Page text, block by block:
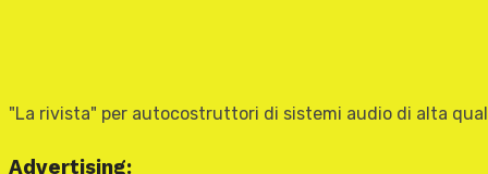
"La rivista" per autocostruttori di sistemi audio di alta
Advertising: